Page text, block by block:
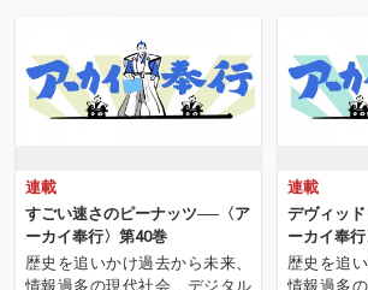
連載
すごい速さのピーナッツ──〈ア
ーカイ奉行〉第40巻
歴史を追いかけ過去から未来、
情報過多の現代社会、デジタル
連載
デヴィッ
ーカイ奉
歴史を追
情報過多